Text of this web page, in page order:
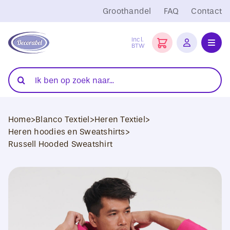
naar
inhoud
Groothandel FAQ Contact
Incl.
BTW
Folies
Transferpersen
Sublimatie
DTF Transfers
Zoeken
naar:
Home>Blanco Textiel>Heren Textiel>
Heren hoodies en Sweatshirts>
Russell Hooded Sweatshirt